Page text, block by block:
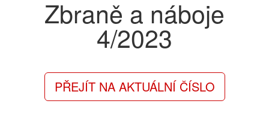
Zbraně a náboje
4/2023
PŘEJÍT NA AKTUÁLNÍ ČÍSLO